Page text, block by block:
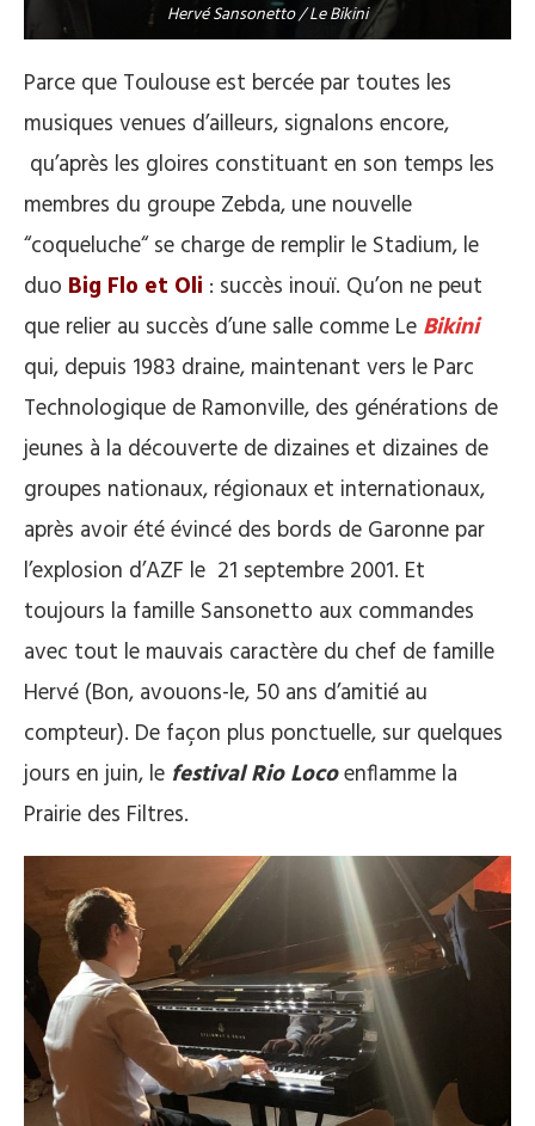
Hervé Sansonetto / Le Bikini
Parce que Toulouse est bercée par toutes les
musiques venues d’ailleurs, signalons encore,
qu’après les gloires constituant en son temps les
membres du groupe Zebda, une nouvelle
“coqueluche“ se charge de remplir le Stadium, le
duo Big Flo et Oli : succès inouï. Qu’on ne peut
que relier au succès d’une salle comme Le Bikini
qui, depuis 1983 draine, maintenant vers le Parc
Technologique de Ramonville, des générations de
jeunes à la découverte de dizaines et dizaines de
groupes nationaux, régionaux et internationaux,
après avoir été évincé des bords de Garonne par
l’explosion d’AZF le 21 septembre 2001. Et
toujours la famille Sansonetto aux commandes
avec tout le mauvais caractère du chef de famille
Hervé (Bon, avouons-le, 50 ans d’amitié au
compteur). De façon plus ponctuelle, sur quelques
jours en juin, le festival Rio Locoenflamme la
Prairie des Filtres.